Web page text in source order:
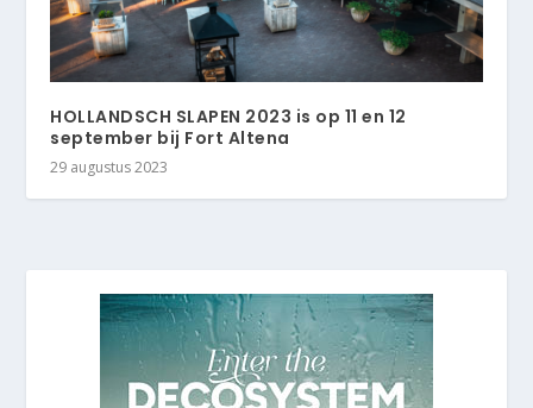
HOLLANDSCH SLAPEN 2023 is op 11 en 12
september bij Fort Altena
29 augustus 2023